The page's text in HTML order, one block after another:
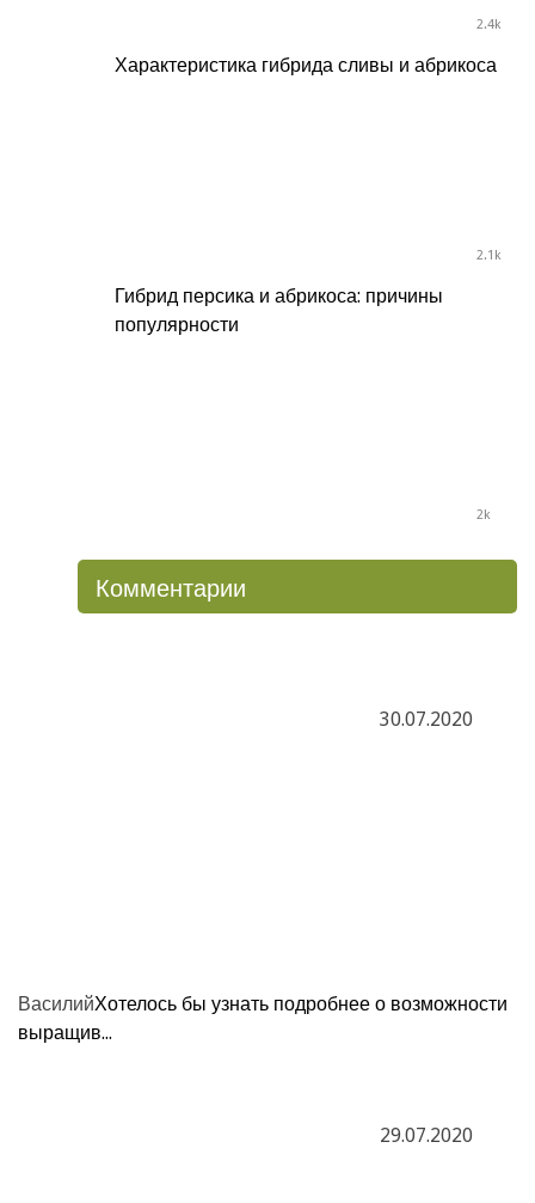
2.4k
Характеристика гибрида сливы и абрикоса
2.1k
Гибрид персика и абрикоса: причины
популярности
2k
Комментарии
30.07.2020
ВасилийХотелось бы узнать подробнее о возможности
выращив...
29.07.2020